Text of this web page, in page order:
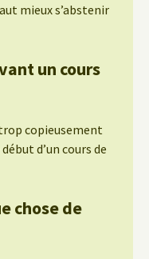
mieux s’abstenir
un cours
copieusement
d’un cours de
chose de